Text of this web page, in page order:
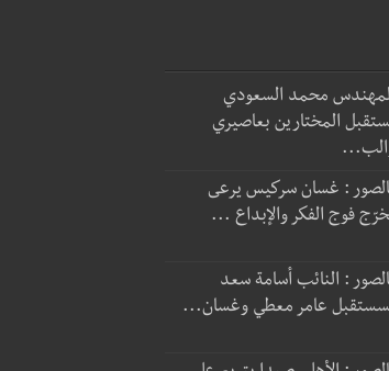
محمد السعودي
المختارين بعاصيري
: غسان سركيس يرعى
فوج الفكر والإبداع ...
: النائب أسامة سعد
عامر معطي وغسان...